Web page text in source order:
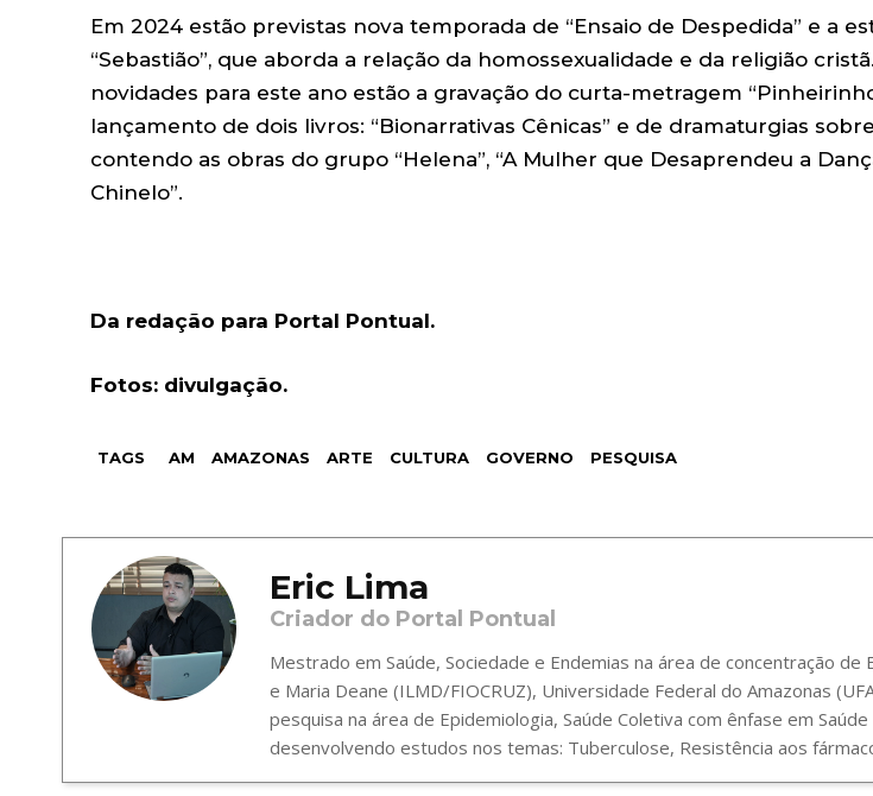
Em 2024 estão previstas nova temporada de “Ensaio de Despedida” e a
“Sebastião”, que aborda a relação da homossexualidade e da religião
novidades para este ano estão a gravação do curta-metragem
lançamento de dois livros: “Bionarrativas Cênicas” e de dramaturgias
contendo as obras do grupo “Helena”, “A Mulher que Desaprendeu a
Chinelo”.
Da redação para Portal Pontual.
Fotos: divulgação.
TAGS AM AMAZONAS ARTE CULTURA GOVERNO PESQUISA
Eric Lima
Criador do Portal Pontual
Mestrado em Saúde, Sociedade e Endemias na área de concentração
e Maria Deane (ILMD/FIOCRUZ), Universidade Federal do Amazonas
pesquisa na área de Epidemiologia, Saúde Coletiva com ênfase em
desenvolvendo estudos nos temas: Tuberculose, Resistência aos